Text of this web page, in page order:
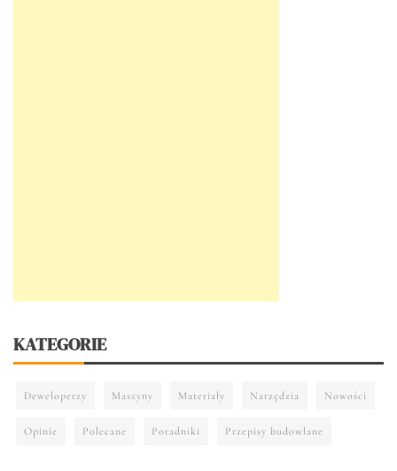
KATEGORIE
Deweloperzy Maszyny Materiały Narzędzia Nowości
Opinie Polecane Poradniki Przepisy budowlane